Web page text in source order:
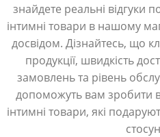
знайдете реальні відгуки
інтимні товари в нашому
досвідом. Дізнайтесь, що
продукції, швидкість
замовлень та рівень
допоможуть вам зробити
інтимні товари, які